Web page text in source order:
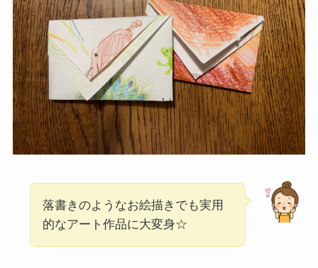
落書きのようなお絵描きでも実用
的なアート作品に大変身☆